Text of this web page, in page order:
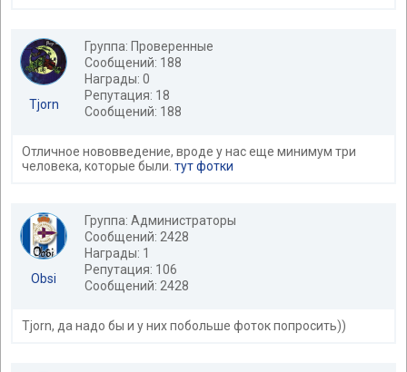
Tjorn
Группа: Проверенные
Сообщений: 188
Награды: 0
Репутация: 18
Сообщений: 188
Отличное нововведение, вроде у нас еще минимум три
человека, которые были. тут фотки
Obsi
Группа: Администраторы
Сообщений: 2428
Награды: 1
Репутация: 106
Сообщений: 2428
Tjorn, да надо бы и у них побольше фоток попросить))